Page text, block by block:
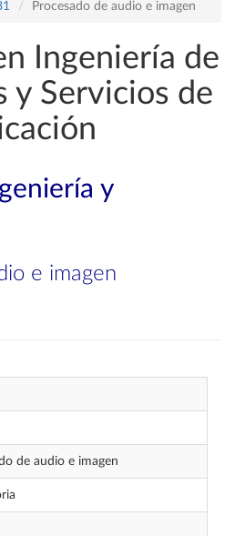
Procesado de audio e imagen
Ingeniería de
y Servicios de
y
e imagen
de audio e imagen